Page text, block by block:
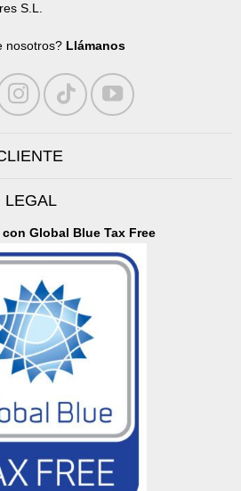
S.L.
nosotros? Llámanos
LEGAL
Global Blue Tax Free